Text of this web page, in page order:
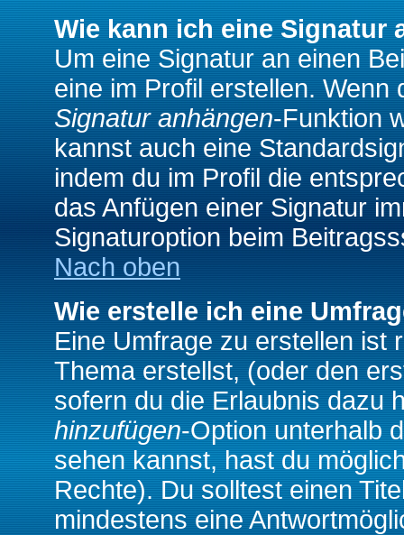
Wie kann ich eine Signatur
Um eine Signatur an einen
eine im Profil erstellen.
Signatur anhängen-Funktion
kannst auch eine
indem du im Profil die
das Anfügen einer Signatur
Signaturoption beim
Nach oben
Wie erstelle ich eine
Eine Umfrage zu erstellen ist
Thema erstellst, (oder den
sofern du die Erlaubnis dazu
hinzufügen-Option unterhalb
sehen kannst, hast du
Rechte). Du solltest einen
mindestens eine